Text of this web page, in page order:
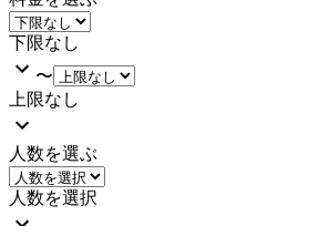
下限なし
〜
上限なし
人数を選ぶ
人数を選択